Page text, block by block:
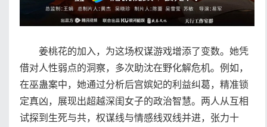
姜桃花的加入，为这场权谋游戏增添了变数。她凭
借对人性弱点的洞察，多次助沈在野化解危机。例如，
在巫蛊案中，她通过分析后宫嫔妃的利益纠葛，精准锁
定真凶，展现出超越深闺女子的政治智慧。两人从互相
试探到生死与共，权谋线与情感线双线并进，张力十